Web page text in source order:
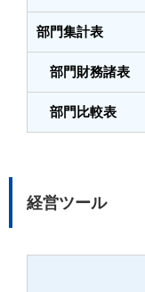
部門集計表
部門財務諸表
部門比較表
経営ツール